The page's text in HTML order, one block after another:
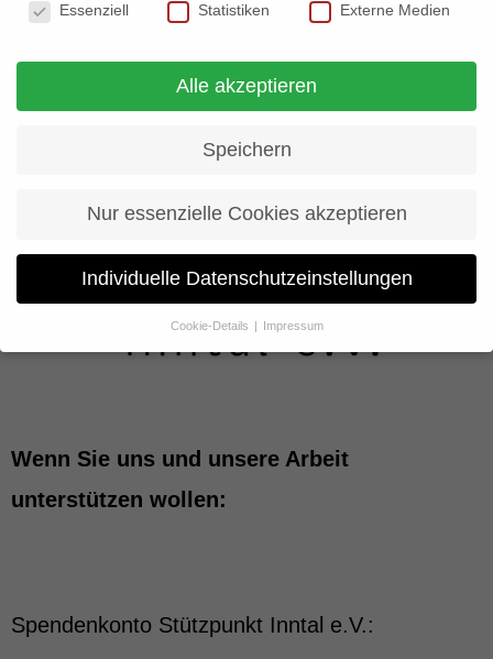
Wenn Sie uns und unsere Arbeit
unterstützen wollen:
Spendenkonto Stützpunkt Inntal e.V.:
Essenziell
Statistiken Externe Medien
Alle akzeptieren
Speichern
Nur essenzielle Cookies akzeptieren
Individuelle Datenschutzeinstellungen
Cookie-Details Impressum
Datenschutzeinstellungen
Wir verwenden Cookies und andere Technologien auf unserer
Website. Einige von ihnen sind essenziell, während andere uns
helfen, diese Website und Ihre Erfahrung zu verbessern.
Personenbezogene Daten können verarbeitet werden (z. B. IP-
Hier finden Sie eine Übersicht über alle verwendeten Cookies. Sie
können Ihre Einwilligung zu ganzen Kategorien geben oder sich